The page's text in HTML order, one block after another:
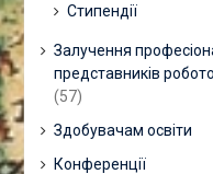
Стипендії
Залучення
представників
(57)
Здобувачам освіти
Конференції